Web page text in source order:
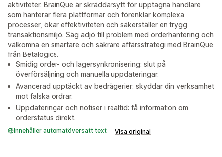
aktiviteter. BrainQue är skräddarsytt för upptagna handlare
som hanterar flera plattformar och förenklar komplexa
processer, ökar effektiviteten och säkerställer en trygg
transaktionsmiljö. Säg adjö till problem med orderhantering och
välkomna en smartare och säkrare affärsstrategi med BrainQue
från Betalogics.
Smidig order- och lagersynkronisering: slut på
överförsäljning och manuella uppdateringar.
Avancerad upptäckt av bedrägerier: skyddar din verksamhet
mot falska ordrar.
Uppdateringar och notiser i realtid: få information om
orderstatus direkt.
Innehåller automatöversatt text Visa original